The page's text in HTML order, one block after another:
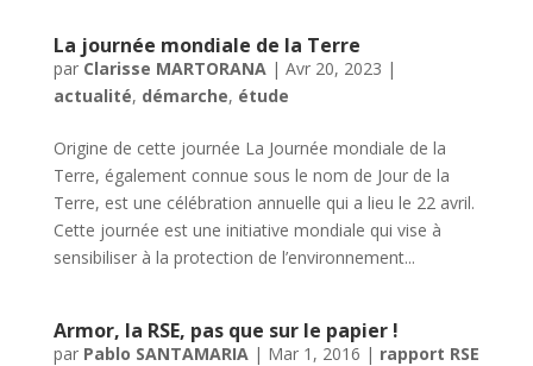
La journée mondiale de la Terre
par Clarisse MARTORANA | Avr 20, 2023 |
actualité, démarche, étude
Origine de cette journée La Journée mondiale de la
Terre, également connue sous le nom de Jour de la
Terre, est une célébration annuelle qui a lieu le 22 avril.
Cette journée est une initiative mondiale qui vise à
sensibiliser à la protection de l’environnement...
Armor, la RSE, pas que sur le papier !
par Pablo SANTAMARIA | Mar 1, 2016 | rapport RSE